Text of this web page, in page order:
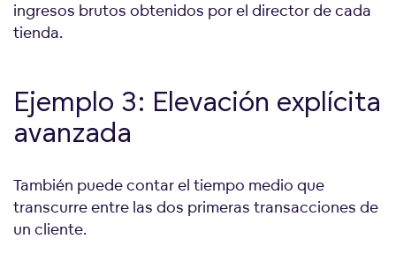
ingresos brutos obtenidos por el director de cada
tienda.
Ejemplo 3: Elevación explícita
avanzada
También puede contar el tiempo medio que
transcurre entre las dos primeras transacciones de
un cliente.